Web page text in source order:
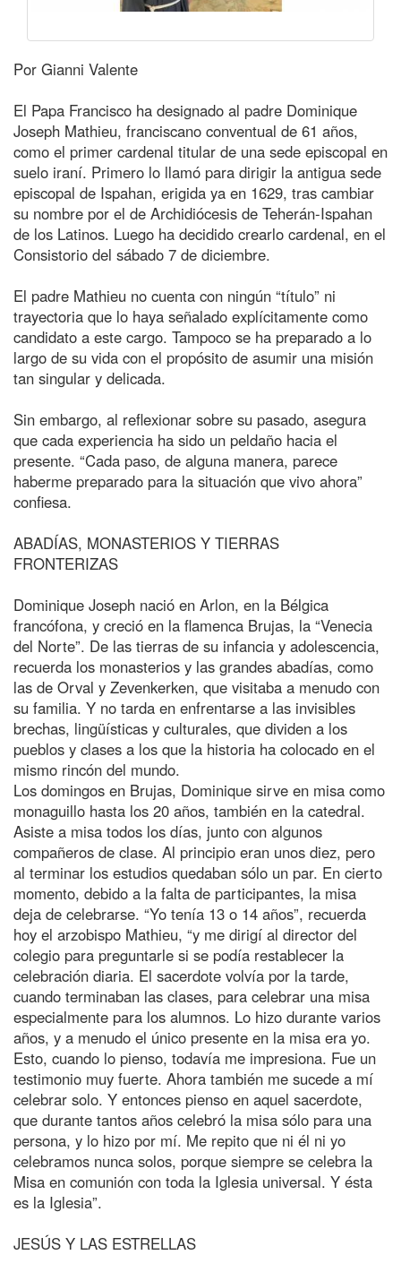
Por Gianni Valente
El Papa Francisco ha designado al padre Dominique
Joseph Mathieu, franciscano conventual de 61 años,
como el primer cardenal titular de una sede episcopal en
suelo iraní. Primero lo llamó para dirigir la antigua sede
episcopal de Ispahan, erigida ya en 1629, tras cambiar
su nombre por el de Archidiócesis de Teherán-Ispahan
de los Latinos. Luego ha decidido crearlo cardenal, en el
Consistorio del sábado 7 de diciembre.
El padre Mathieu no cuenta con ningún “título” ni
trayectoria que lo haya señalado explícitamente como
candidato a este cargo. Tampoco se ha preparado a lo
largo de su vida con el propósito de asumir una misión
tan singular y delicada.
Sin embargo, al reflexionar sobre su pasado, asegura
que cada experiencia ha sido un peldaño hacia el
presente. “Cada paso, de alguna manera, parece
haberme preparado para la situación que vivo ahora”
confiesa.
ABADÍAS, MONASTERIOS Y TIERRAS
FRONTERIZAS
Dominique Joseph nació en Arlon, en la Bélgica
francófona, y creció en la flamenca Brujas, la “Venecia
del Norte”. De las tierras de su infancia y adolescencia,
recuerda los monasterios y las grandes abadías, como
las de Orval y Zevenkerken, que visitaba a menudo con
su familia. Y no tarda en enfrentarse a las invisibles
brechas, lingüísticas y culturales, que dividen a los
pueblos y clases a los que la historia ha colocado en el
mismo rincón del mundo.
Los domingos en Brujas, Dominique sirve en misa como
monaguillo hasta los 20 años, también en la catedral.
Asiste a misa todos los días, junto con algunos
compañeros de clase. Al principio eran unos diez, pero
al terminar los estudios quedaban sólo un par. En cierto
momento, debido a la falta de participantes, la misa
deja de celebrarse. “Yo tenía 13 o 14 años”, recuerda
hoy el arzobispo Mathieu, “y me dirigí al director del
colegio para preguntarle si se podía restablecer la
celebración diaria. El sacerdote volvía por la tarde,
cuando terminaban las clases, para celebrar una misa
especialmente para los alumnos. Lo hizo durante varios
años, y a menudo el único presente en la misa era yo.
Esto, cuando lo pienso, todavía me impresiona. Fue un
testimonio muy fuerte. Ahora también me sucede a mí
celebrar solo. Y entonces pienso en aquel sacerdote,
que durante tantos años celebró la misa sólo para una
persona, y lo hizo por mí. Me repito que ni él ni yo
celebramos nunca solos, porque siempre se celebra la
Misa en comunión con toda la Iglesia universal. Y ésta
es la Iglesia”.
JESÚS Y LAS ESTRELLAS